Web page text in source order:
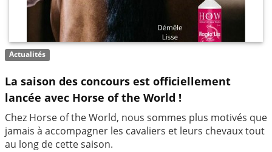
Actualités
La saison des concours est officiellement
lancée avec Horse of the World !
Chez Horse of the World, nous sommes plus motivés que
jamais à accompagner les cavaliers et leurs chevaux tout
au long de cette saison.